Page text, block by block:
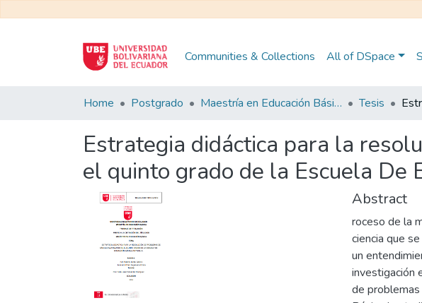
Communities & Collections All of DSpace
Home Postgrado Maestría en Educación Básica Tesis
Estrategia didáctica para la
el quinto grado de la Escuela De
Abstract
roceso de la
ciencia que
un
investigación
de